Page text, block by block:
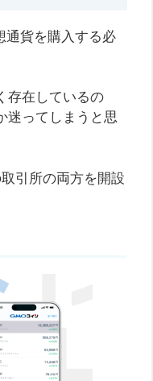
通貨を購入する必
存在しているの
迷ってしまうと思
引所の両方を開設